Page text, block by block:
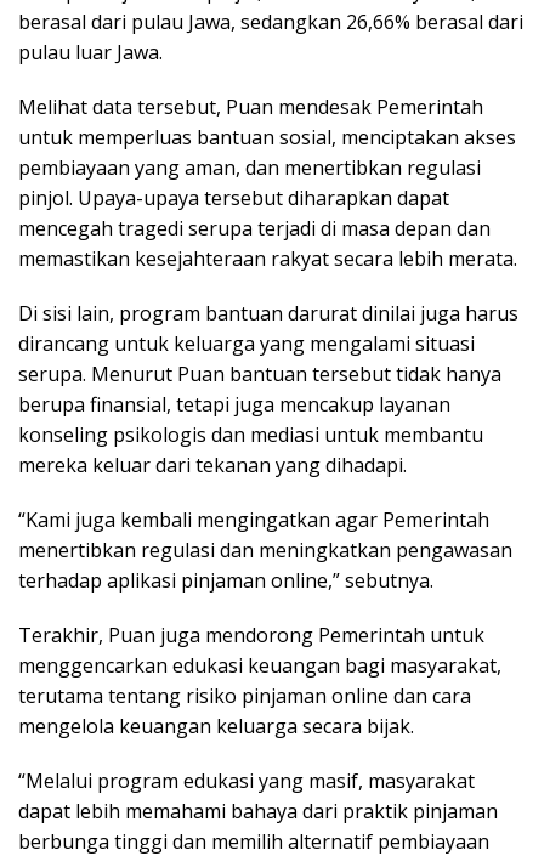
berasal dari pulau Jawa, sedangkan 26,66% berasal dari
pulau luar Jawa.
Melihat data tersebut, Puan mendesak Pemerintah
untuk memperluas bantuan sosial, menciptakan akses
pembiayaan yang aman, dan menertibkan regulasi
pinjol. Upaya-upaya tersebut diharapkan dapat
mencegah tragedi serupa terjadi di masa depan dan
memastikan kesejahteraan rakyat secara lebih merata.
Di sisi lain, program bantuan darurat dinilai juga harus
dirancang untuk keluarga yang mengalami situasi
serupa. Menurut Puan bantuan tersebut tidak hanya
berupa finansial, tetapi juga mencakup layanan
konseling psikologis dan mediasi untuk membantu
mereka keluar dari tekanan yang dihadapi.
“Kami juga kembali mengingatkan agar Pemerintah
menertibkan regulasi dan meningkatkan pengawasan
terhadap aplikasi pinjaman online,” sebutnya.
Terakhir, Puan juga mendorong Pemerintah untuk
menggencarkan edukasi keuangan bagi masyarakat,
terutama tentang risiko pinjaman online dan cara
mengelola keuangan keluarga secara bijak.
“Melalui program edukasi yang masif, masyarakat
dapat lebih memahami bahaya dari praktik pinjaman
berbunga tinggi dan memilih alternatif pembiayaan